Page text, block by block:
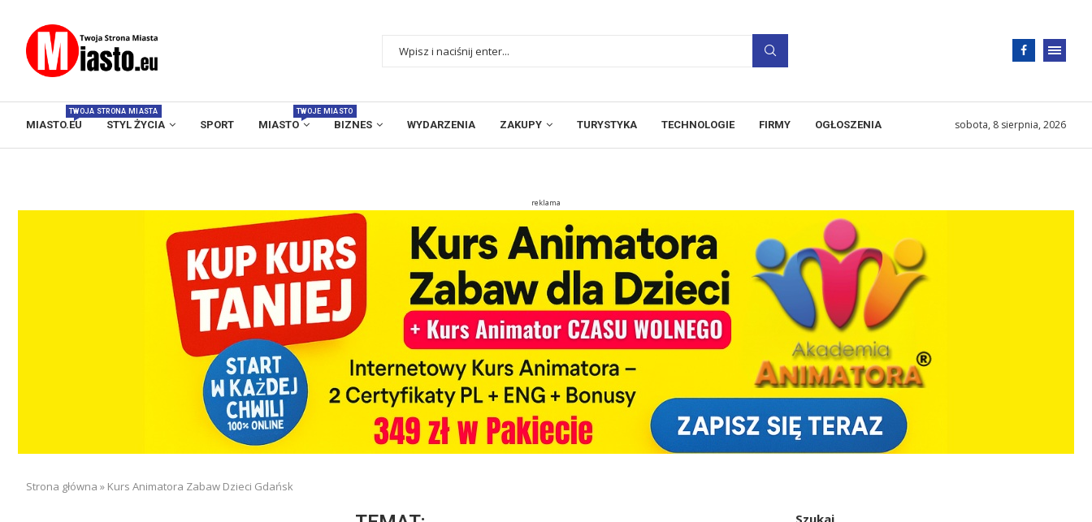
MIASTO.EU
TWOJA STRONA MIASTA
STYL ŻYCIA SPORT MIASTO
TWOJE MIASTO
BIZNES WYDARZENIA ZAKUPY TURYSTYKA TECHNOLOGIE FIRMY OGŁOSZENIA sobota, 8 sierpnia, 2026
reklama
Strona główna » Kurs Animatora Zabaw Dzieci Gdańsk
Szukaj